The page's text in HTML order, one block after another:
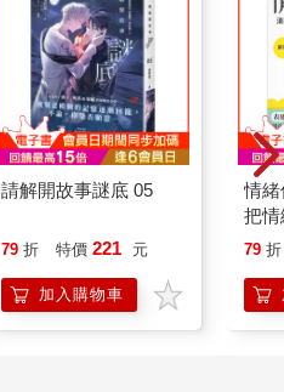
請解開故事謎底 05
79 折 特價 221 元
加入購物車
情
把
誰
79 折